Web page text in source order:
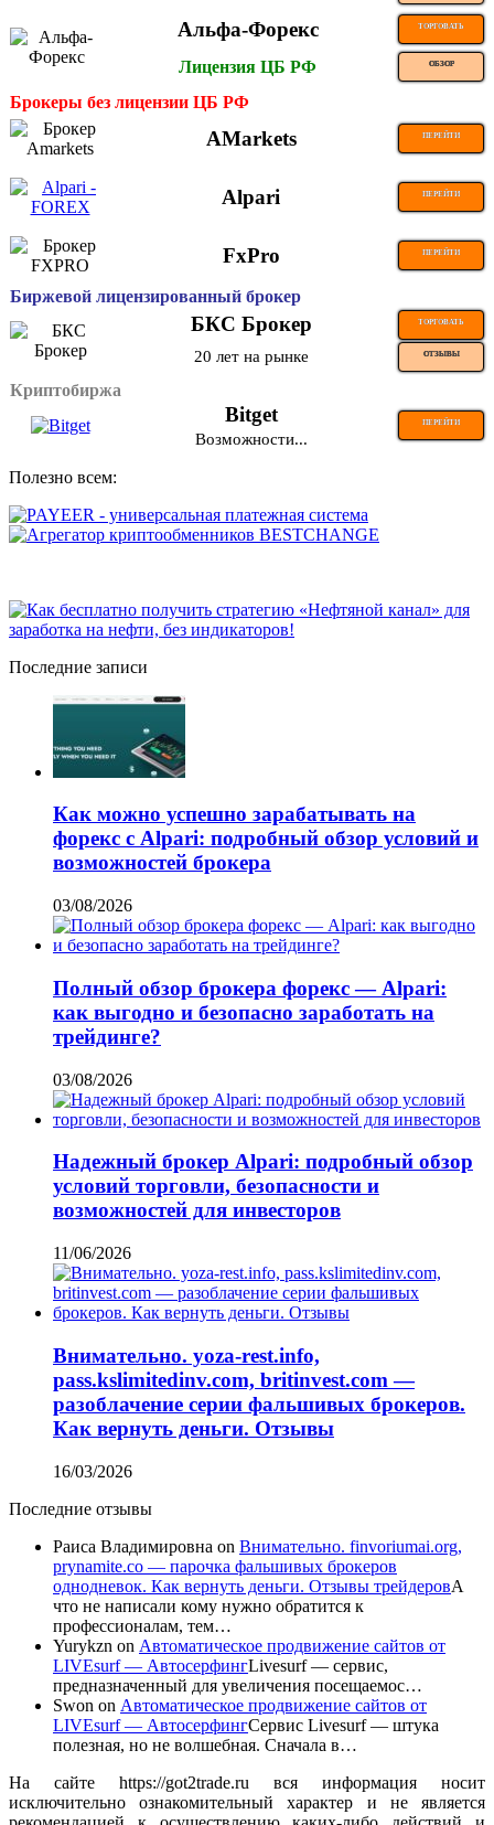
Альфа-Форекс ТОРГОВАТЬ
Лицензия ЦБ РФ ОБЗОР
Брокеры без лицензии ЦБ РФ
AMarkets ПЕРЕЙТИ
Alpari ПЕРЕЙТИ
FxPro ПЕРЕЙТИ
Биржевой лицензированный брокер
БКС Брокер ТОРГОВАТЬ
20 лет на рынке ОТЗЫВЫ
Криптобиржа
Bitget ПЕРЕЙТИ
Возможности...
Полезно всем:
Последние записи
Как можно успешно зарабатывать на
форекс с Alpari: подробный обзор условий и
возможностей брокера
03/08/2026
Полный обзор брокера форекс — Alpari:
как выгодно и безопасно заработать на
трейдинге?
03/08/2026
Надежный брокер Alpari: подробный обзор
условий торговли, безопасности и
возможностей для инвесторов
11/06/2026
Внимательно. yoza-rest.info,
pass.kslimitedinv.com, britinvest.com —
разоблачение серии фальшивых брокеров.
Как вернуть деньги. Отзывы
16/03/2026
Последние отзывы
Раиса Владимировна on Внимательно. finvoriumai.org,
prynamite.co — парочка фальшивых брокеров
однодневок. Как вернуть деньги. Отзывы трейдеровА
что не написали кому нужно обратится к
профессионалам, тем…
Yurykzn on Автоматическое продвижение сайтов от
LIVEsurf — АвтосерфингLivesurf — сервис,
предназначенный для увеличения посещаемос…
Swon on Автоматическое продвижение сайтов от
LIVEsurf — АвтосерфингСервис Livesurf — штука
полезная, но не волшебная. Сначала в…
На сайте https://got2trade.ru вся информация носит
исключительно ознакомительный характер и не является